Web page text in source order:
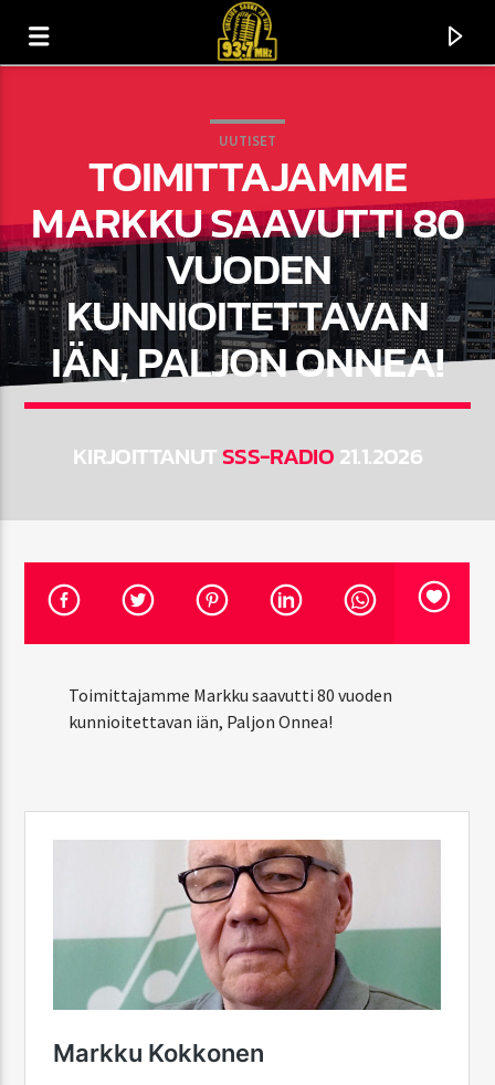
TITLE
CURRENT SHOW
PÄIVÄN TARJOUS
2:00 PM 3:00 PM
UUTISET
TOIMITTAJAMME
MARKKU SAAVUTTI 80
VUODEN
KUNNIOITETTAVAN
IÄN, PALJON ONNEA!
KIRJOITTANUTSSS-RADIO21.1.2026
Toimittajamme Markku saavutti 80 vuoden
kunnioitettavan iän, Paljon Onnea!